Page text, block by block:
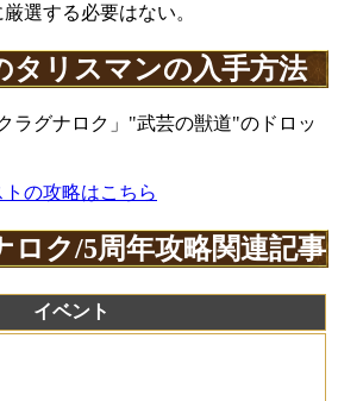
選する必要はない。
タリスマンの入手方法
ラグナロク」"武芸の獣道"のドロッ
の攻略はこちら
ロク/5周年攻略関連記事
イベント